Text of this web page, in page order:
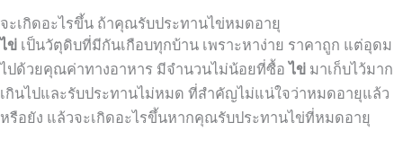
จะเกิดอะไรขึ้น ถ้าคุณรับประทานไข่หมดอายุ
ไข่ เป็นวัตุดิบที่มีกันเกือบทุกบ้าน เพราะหาง่าย ราคาถูก แต่อุดม
ไปด้วยคุณค่าทางอาหาร มีจำนวนไม่น้อยที่ซื้อไข่ มาเก็บไว้มาก
เกินไปและรับประทานไม่หมด ที่สำคัญไม่แน่ใจว่าหมดอายุแล้ว
หรือยัง แล้วจะเกิดอะไรขึ้นหากคุณรับประทานไข่ที่หมดอายุ